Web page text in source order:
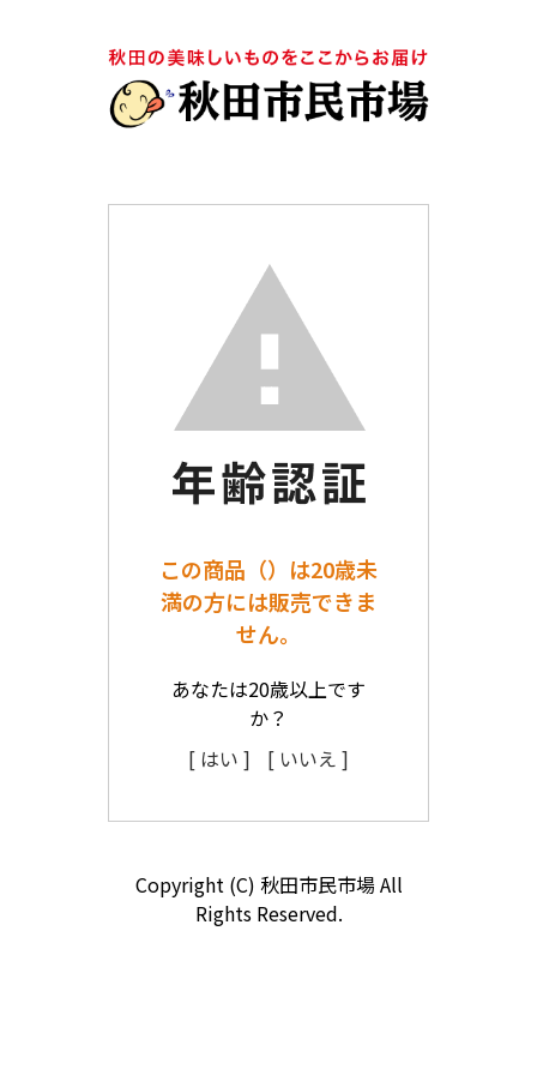
この商品（）は20歳未
満の方には販売できま
せん。
あなたは20歳以上です
か？
[ はい ]
[ いいえ ]
Copyright (C) 秋田市民市場 All
Rights Reserved.